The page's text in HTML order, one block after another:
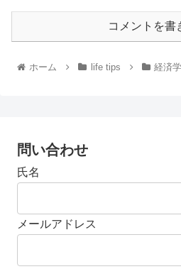
コメントを書
ホーム life tips 経済学
問い合わせ
氏名
メールアドレス